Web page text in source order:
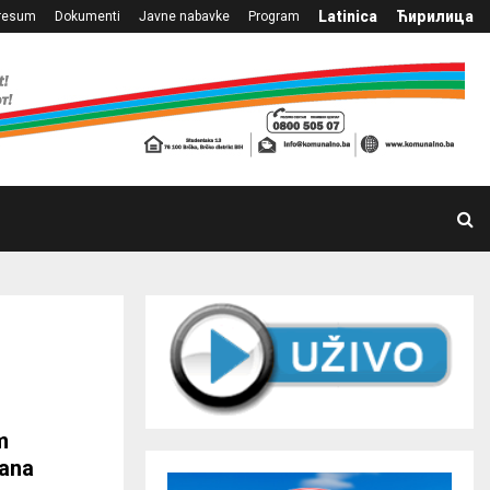
Dokumenti Javne nabavke Program Latinica Ћирилица